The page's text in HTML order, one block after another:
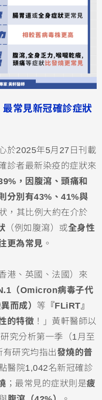
最常見新冠確診症狀
於2025年5月27日刊載
診者最新染疫的症狀來
，因腹瀉、頭痛和
分別有43%、41%與
，其比例大約在介於
（例如腹瀉）或全身性
更為常見 。
港、英國、法國）來
（Omicron病毒子代
而成） 等 『FLiRT』
的特徵 ！」黃軒醫師以
究分析第一季（1月至
研究均指出發燒的普
醫院1,042名新冠確診
；最常見的症狀則是疲